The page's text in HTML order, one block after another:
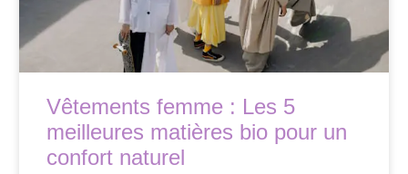
Vêtements femme : Les 5
meilleures matières bio pour un
confort naturel